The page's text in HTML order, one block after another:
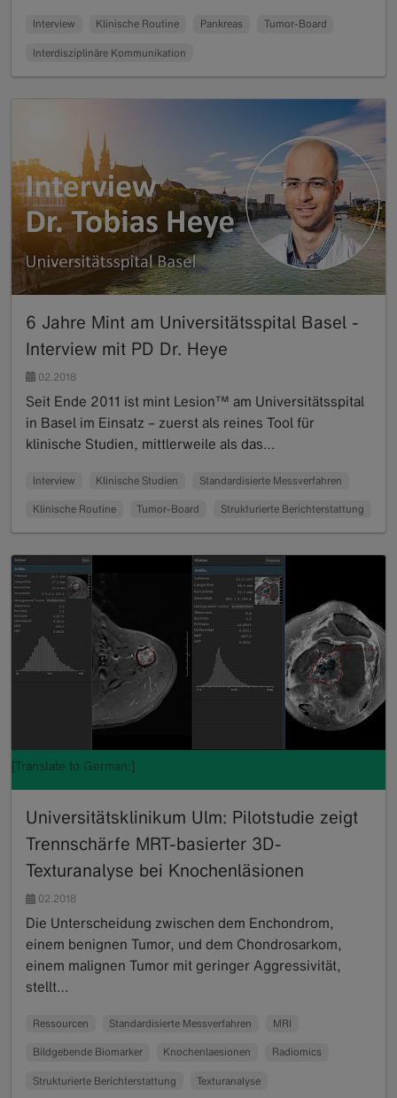
Interview Klinische Routine Pankreas Tumor-Board
Interdisziplinäre Kommunikation
6 Jahre Mint am Universitätsspital Basel -
Interview mit PD Dr. Heye
02.2018
Seit Ende 2011 ist mint Lesion™ am Universitätsspital
in Basel im Einsatz – zuerst als reines Tool für
klinische Studien, mittlerweile als das…
Interview Klinische Studien Standardisierte Messverfahren
Klinische Routine Tumor-Board Strukturierte Berichterstattung
[Translate to German:]
Universitätsklinikum Ulm: Pilotstudie zeigt
Trennschärfe MRT-basierter 3D-
Texturanalyse bei Knochenläsionen
02.2018
Die Unterscheidung zwischen dem Enchondrom,
einem benignen Tumor, und dem Chondrosarkom,
einem malignen Tumor mit geringer Aggressivität,
stellt…
Ressourcen Standardisierte Messverfahren MRI
Bildgebende Biomarker Knochenlaesionen Radiomics
Strukturierte Berichterstattung Texturanalyse